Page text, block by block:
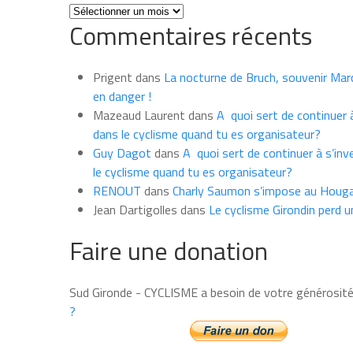
Toutes
les
news
mois
Commentaires récents
Prigent dans La nocturne de Bruch, souvenir
en danger !
Mazeaud Laurent dans A quoi sert de continuer
dans le cyclisme quand tu es organisateur?
Guy Dagot dans A quoi sert de continuer à
le cyclisme quand tu es organisateur?
RENOUT dans Charly Saumon s’impose au
Jean Dartigolles dans Le cyclisme Girondin perd
Faire une donation
Sud Gironde - CYCLISME a besoin de votre
?